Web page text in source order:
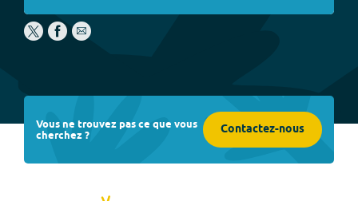
Vous ne trouvez pas ce que vous
cherchez ? Contactez-nous